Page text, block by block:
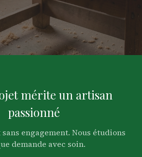
mérite un artisan
passionné
engagement. Nous étudions
demande avec soin.